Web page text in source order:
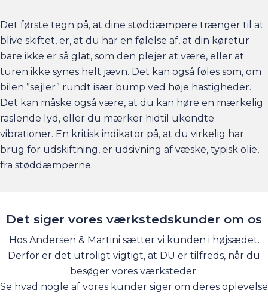
Det første tegn på, at dine støddæmpere trænger til at
blive skiftet, er, at du har en følelse af, at din køretur
bare ikke er så glat, som den plejer at være, eller at
turen ikke synes helt jævn. Det kan også føles som, om
bilen ”sejler” rundt især bump ved høje hastigheder.
Det kan måske også være, at du kan høre en mærkelig
raslende lyd, eller du mærker hidtil ukendte
vibrationer. En kritisk indikator på, at du virkelig har
brug for udskiftning, er udsivning af væske, typisk olie,
fra støddæmperne.
Det siger vores værkstedskunder om os
Hos Andersen & Martini sætter vi kunden i højsædet.
Derfor er det utroligt vigtigt, at DU er tilfreds, når du
besøger vores værksteder.
Se hvad nogle af vores kunder siger om deres oplevelse